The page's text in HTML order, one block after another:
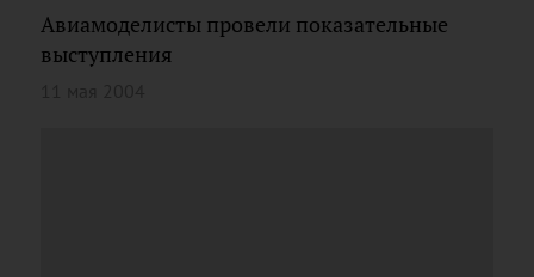
Авиамоделисты провели показательные
выступления